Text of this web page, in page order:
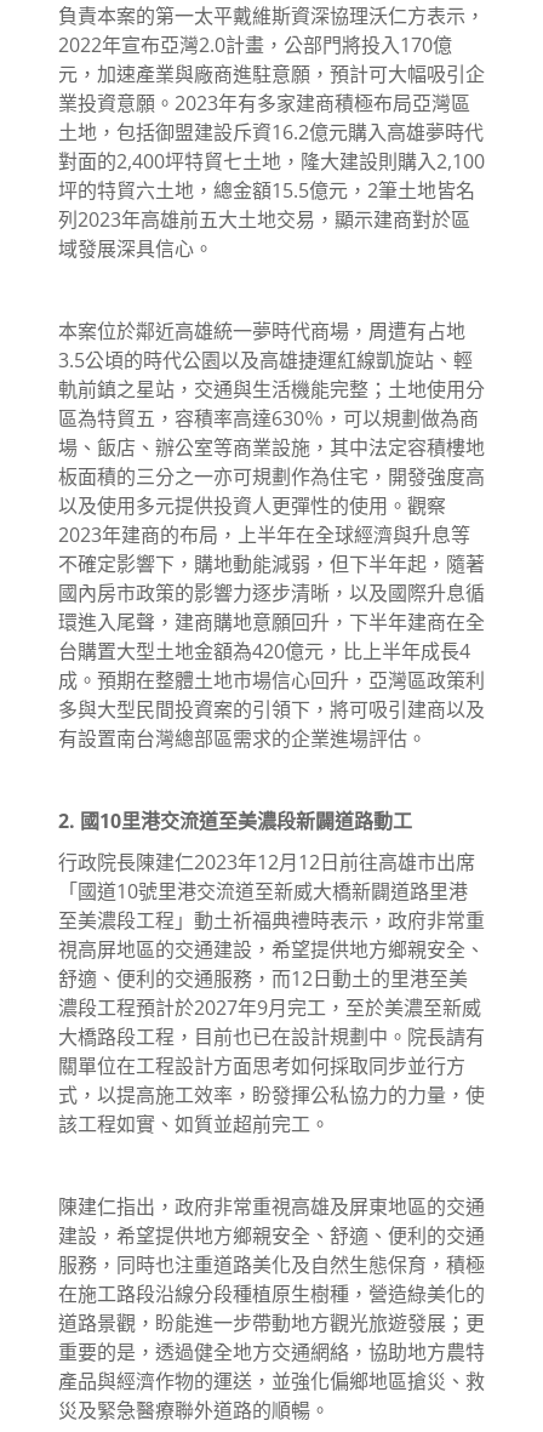
負責本案的第一太平戴維斯資深協理沃仁方表示，
2022年宣布亞灣2.0計畫，公部門將投入170億
元，加速產業與廠商進駐意願，預計可大幅吸引企
業投資意願。2023年有多家建商積極布局亞灣區
土地，包括御盟建設斥資16.2億元購入高雄夢時代
對面的2,400坪特貿七土地，隆大建設則購入2,100
坪的特貿六土地，總金額15.5億元，2筆土地皆名
列2023年高雄前五大土地交易，顯示建商對於區
域發展深具信心。
本案位於鄰近高雄統一夢時代商場，周遭有占地
3.5公頃的時代公園以及高雄捷運紅線凱旋站、輕
軌前鎮之星站，交通與生活機能完整；土地使用分
區為特貿五，容積率高達630％，可以規劃做為商
場、飯店、辦公室等商業設施，其中法定容積樓地
板面積的三分之一亦可規劃作為住宅，開發強度高
以及使用多元提供投資人更彈性的使用。觀察
2023年建商的布局，上半年在全球經濟與升息等
不確定影響下，購地動能減弱，但下半年起，隨著
國內房市政策的影響力逐步清晰，以及國際升息循
環進入尾聲，建商購地意願回升，下半年建商在全
台購置大型土地金額為420億元，比上半年成長4
成。預期在整體土地市場信心回升，亞灣區政策利
多與大型民間投資案的引領下，將可吸引建商以及
有設置南台灣總部區需求的企業進場評估。
2. 國10里港交流道至美濃段新闢道路動工
行政院長陳建仁2023年12月12日前往高雄市出席
「國道10號里港交流道至新威大橋新闢道路里港
至美濃段工程」動土祈福典禮時表示，政府非常重
視高屏地區的交通建設，希望提供地方鄉親安全、
舒適、便利的交通服務，而12日動土的里港至美
濃段工程預計於2027年9月完工，至於美濃至新威
大橋路段工程，目前也已在設計規劃中。院長請有
關單位在工程設計方面思考如何採取同步並行方
式，以提高施工效率，盼發揮公私協力的力量，使
該工程如實、如質並超前完工。
陳建仁指出，政府非常重視高雄及屏東地區的交通
建設，希望提供地方鄉親安全、舒適、便利的交通
服務，同時也注重道路美化及自然生態保育，積極
在施工路段沿線分段種植原生樹種，營造綠美化的
道路景觀，盼能進一步帶動地方觀光旅遊發展；更
重要的是，透過健全地方交通網絡，協助地方農特
產品與經濟作物的運送，並強化偏鄉地區搶災、救
災及緊急醫療聯外道路的順暢。